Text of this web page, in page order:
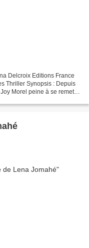
Delcroix Editions France
Thriller Synopsis : Depuis
Morel peine à se remettre